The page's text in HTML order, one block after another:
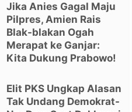
Jika Anies Gagal Maju
Pilpres, Amien Rais
Blak-blakan Ogah
Merapat ke Ganjar:
Kita Dukung Prabowo!
Elit PKS Ungkap Alasan
Tak Undang Demokrat-